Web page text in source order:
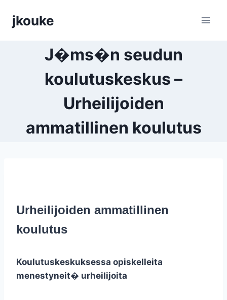
sisältöön
jkouke
J�ms�n seudun
koulutuskeskus –
Urheilijoiden
ammatillinen koulutus
Urheilijoiden ammatillinen
koulutus
Koulutuskeskuksessa opiskelleita
menestyneit� urheilijoita